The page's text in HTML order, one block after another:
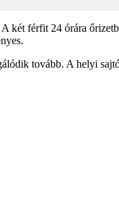
férfit 24 órára
tovább. A helyi